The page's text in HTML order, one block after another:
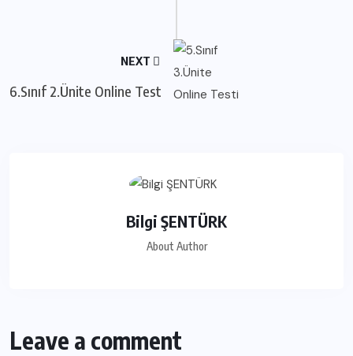
NEXT
6.Sınıf 2.Ünite Online Test
Bilgi ŞENTÜRK
About Author
Leave a comment